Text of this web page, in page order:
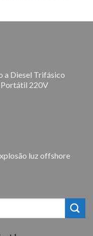
a Diesel Trifásico
220V
luz offshore